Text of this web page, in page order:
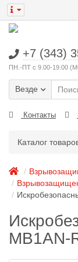
+7 (343)
ПН.-ПТ с 9.00-19.00
Везде
Контакты
Каталог
MB1AN-